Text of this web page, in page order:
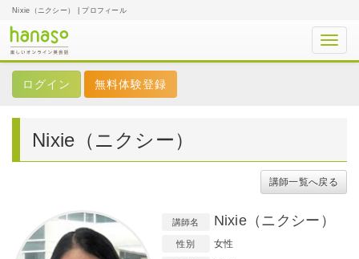
Nixie（ニクシー） | プロフィール
無料体験登録
Nixie（ニクシー）
講師一覧へ戻る
講師名 Nixie（ニクシー）
性別 女性